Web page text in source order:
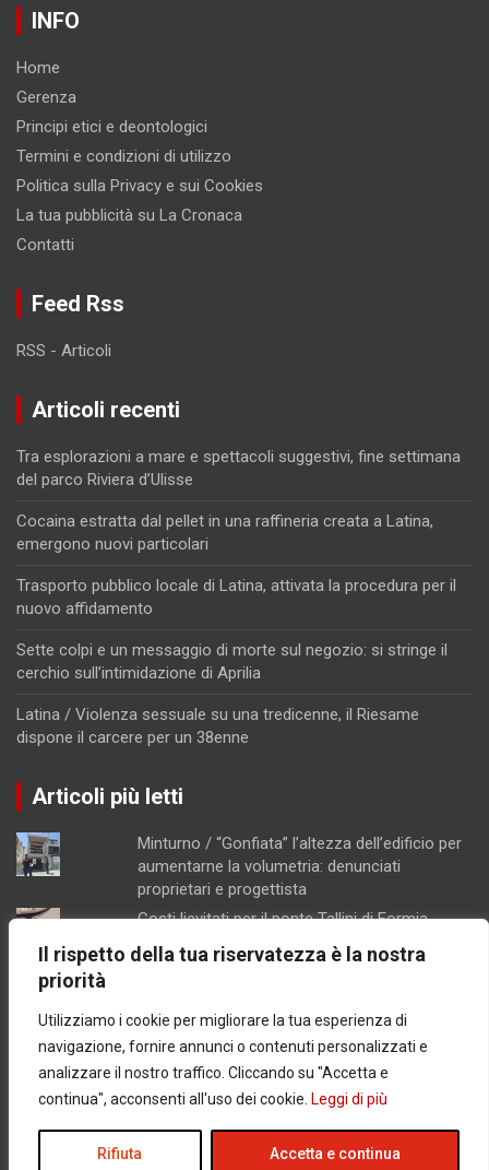
Il rispetto della tua riservatezza è la nostra
priorità
Utilizziamo i cookie per migliorare la tua esperienza di
navigazione, fornire annunci o contenuti personalizzati e
analizzare il nostro traffico. Cliccando su "Accetta e
continua", acconsenti all'uso dei cookie. Leggi di più
Rifiuta Accetta e continua
INFO
Home
Gerenza
Principi etici e deontologici
Termini e condizioni di utilizzo
Politica sulla Privacy e sui Cookies
La tua pubblicità su La Cronaca
Contatti
Feed Rss
RSS - Articoli
Articoli recenti
Tra esplorazioni a mare e spettacoli suggestivi, fine settimana
del parco Riviera d’Ulisse
Cocaina estratta dal pellet in una raffineria creata a Latina,
emergono nuovi particolari
Trasporto pubblico locale di Latina, attivata la procedura per il
nuovo affidamento
Sette colpi e un messaggio di morte sul negozio: si stringe il
cerchio sull’intimidazione di Aprilia
Latina / Violenza sessuale su una tredicenne, il Riesame
dispone il carcere per un 38enne
Articoli più letti
Minturno / “Gonfiata” l’altezza dell’edificio per
aumentarne la volumetria: denunciati
proprietari e progettista
Costi lievitati per il ponte Tallini di Formia,
l'analisi della consigliera Immacolata Arnone
Caso Mendico, crollano le iscrizioni al
Pacinotti di Santi Cosma e Damiano: soltanto
tre studenti, salta la prima classe
Concorsopoli all’Asl di Latina, licenziati